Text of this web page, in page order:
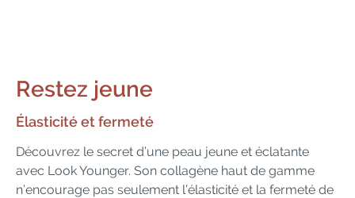
Restez jeune
Élasticité et fermeté
Découvrez le secret d’une peau jeune et éclatante
avec Look Younger. Son collagène haut de gamme
n’encourage pas seulement l’élasticité et la fermeté de